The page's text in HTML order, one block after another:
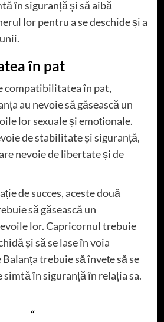
în siguranță și să aibă
lor pentru a se deschide și a
în pat
compatibilitatea în pat,
au nevoie să găsească un
lor sexuale și emoționale.
de stabilitate și siguranță,
nevoie de libertate și de
de succes, aceste două
să găsească un
lor. Capricornul trebuie
și să se lase în voia
trebuie să învețe să se
simtă în siguranță în relația sa.